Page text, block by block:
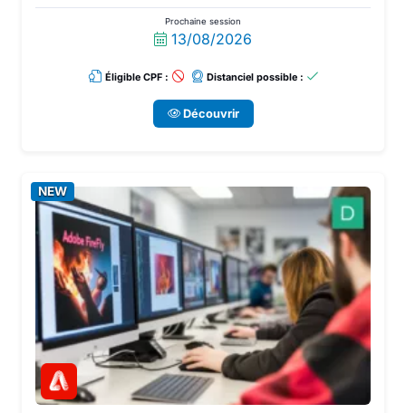
Prochaine session
13/08/2026
Éligible CPF : Distanciel possible :
Découvrir
NEW